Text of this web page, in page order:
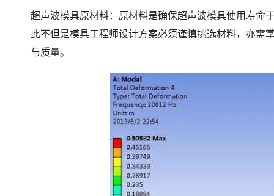
超声波模具原材料：原材料是确保超声波模具使用寿命
此不但是模具工程师设计方案必须谨慎挑选材料，亦
与质量。